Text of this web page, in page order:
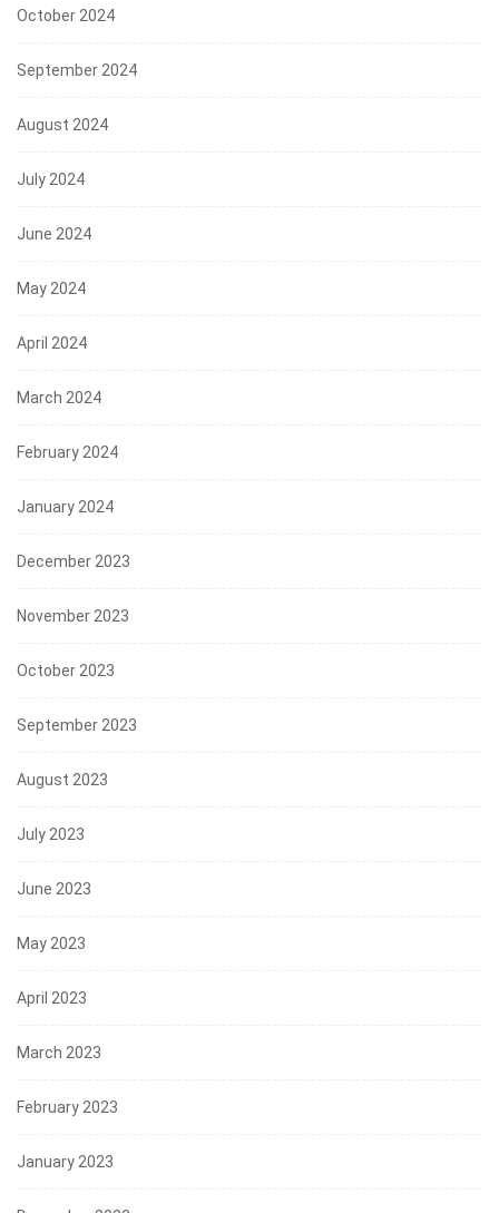
October 2024
September 2024
August 2024
July 2024
June 2024
May 2024
April 2024
March 2024
February 2024
January 2024
December 2023
November 2023
October 2023
September 2023
August 2023
July 2023
June 2023
May 2023
April 2023
March 2023
February 2023
January 2023